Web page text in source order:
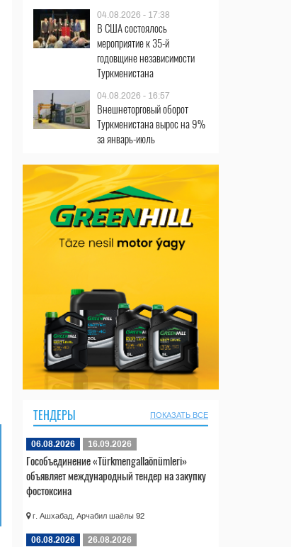
04.08.2026 - 17:38
В США состоялось
мероприятие к 35-й
годовщине независимости
Туркменистана
04.08.2026 - 16:57
Внешнеторговый оборот
Туркменистана вырос на 9%
за январь-июль
ТЕНДЕРЫ ПОКАЗАТЬ ВСЕ
06.08.2026 16.09.2026
Гособъединение «Türkmengallaönümleri»
объявляет международный тендер на закупку
фостоксина
г. Ашхабад, Арчабил шаёлы 92
06.08.2026 26.08.2026